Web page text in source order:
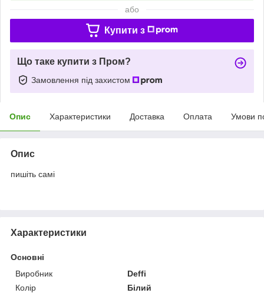
або
Купити з
Що таке купити з Пром?
Замовлення під захистом
Опис Характеристики Доставка Оплата Умови
Опис
пишіть самі
Характеристики
Основні
Виробник
Deffi
Колір
Білий